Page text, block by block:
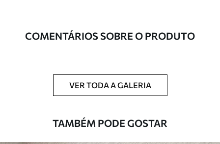
Número do
a01167
Acabamento Semibrilhante.
Impresso sob encomenda e entregue em
adicionais
Disponível com revestimento de verniz
e/ou adesivo para papel de parede.
COMENTÁRIOS SOBRE O PRODUTO
VER TODA A GALERIA
TAMBÉM PODE GOSTAR